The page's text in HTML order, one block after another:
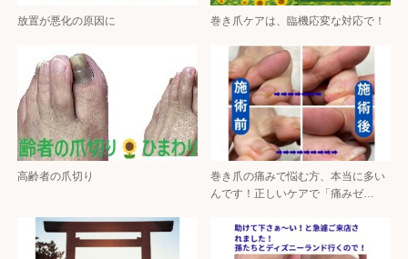
放置が悪化の原因に 巻き爪ケアは、臨機応変な対応で！
高齢者の爪切り
巻き爪の痛みで悩む方、本当に多い
んです！正しいケアで「痛みゼ…